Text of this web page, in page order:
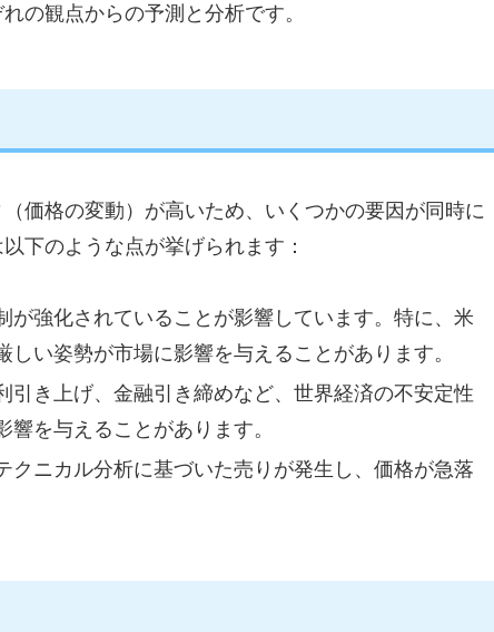
の観点からの予測と分析です。
価格の変動）が高いため、いくつかの要因が同時に
下のような点が挙げられます：
が強化されていることが影響しています。特に、米
い姿勢が市場に影響を与えることがあります。
引き上げ、金融引き締めなど、世界経済の不安定性
を与えることがあります。
クニカル分析に基づいた売りが発生し、価格が急落